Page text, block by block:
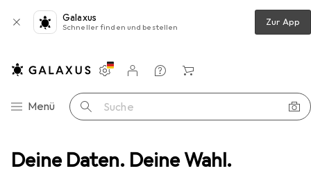
Deine Daten. Deine Wahl.
Galaxus
Schneller finden und bestellen Zur App
Navigation nach Kategorien
Menü Suche
Einstellungen
Kundenkonto
Vergleichslisten
Merklisten
Warenkorb
Metz Connect Modul Anschlussdose UPk 1 Port